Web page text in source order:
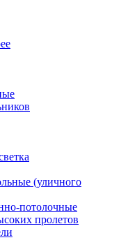
(уличного
потолочные
пролетов